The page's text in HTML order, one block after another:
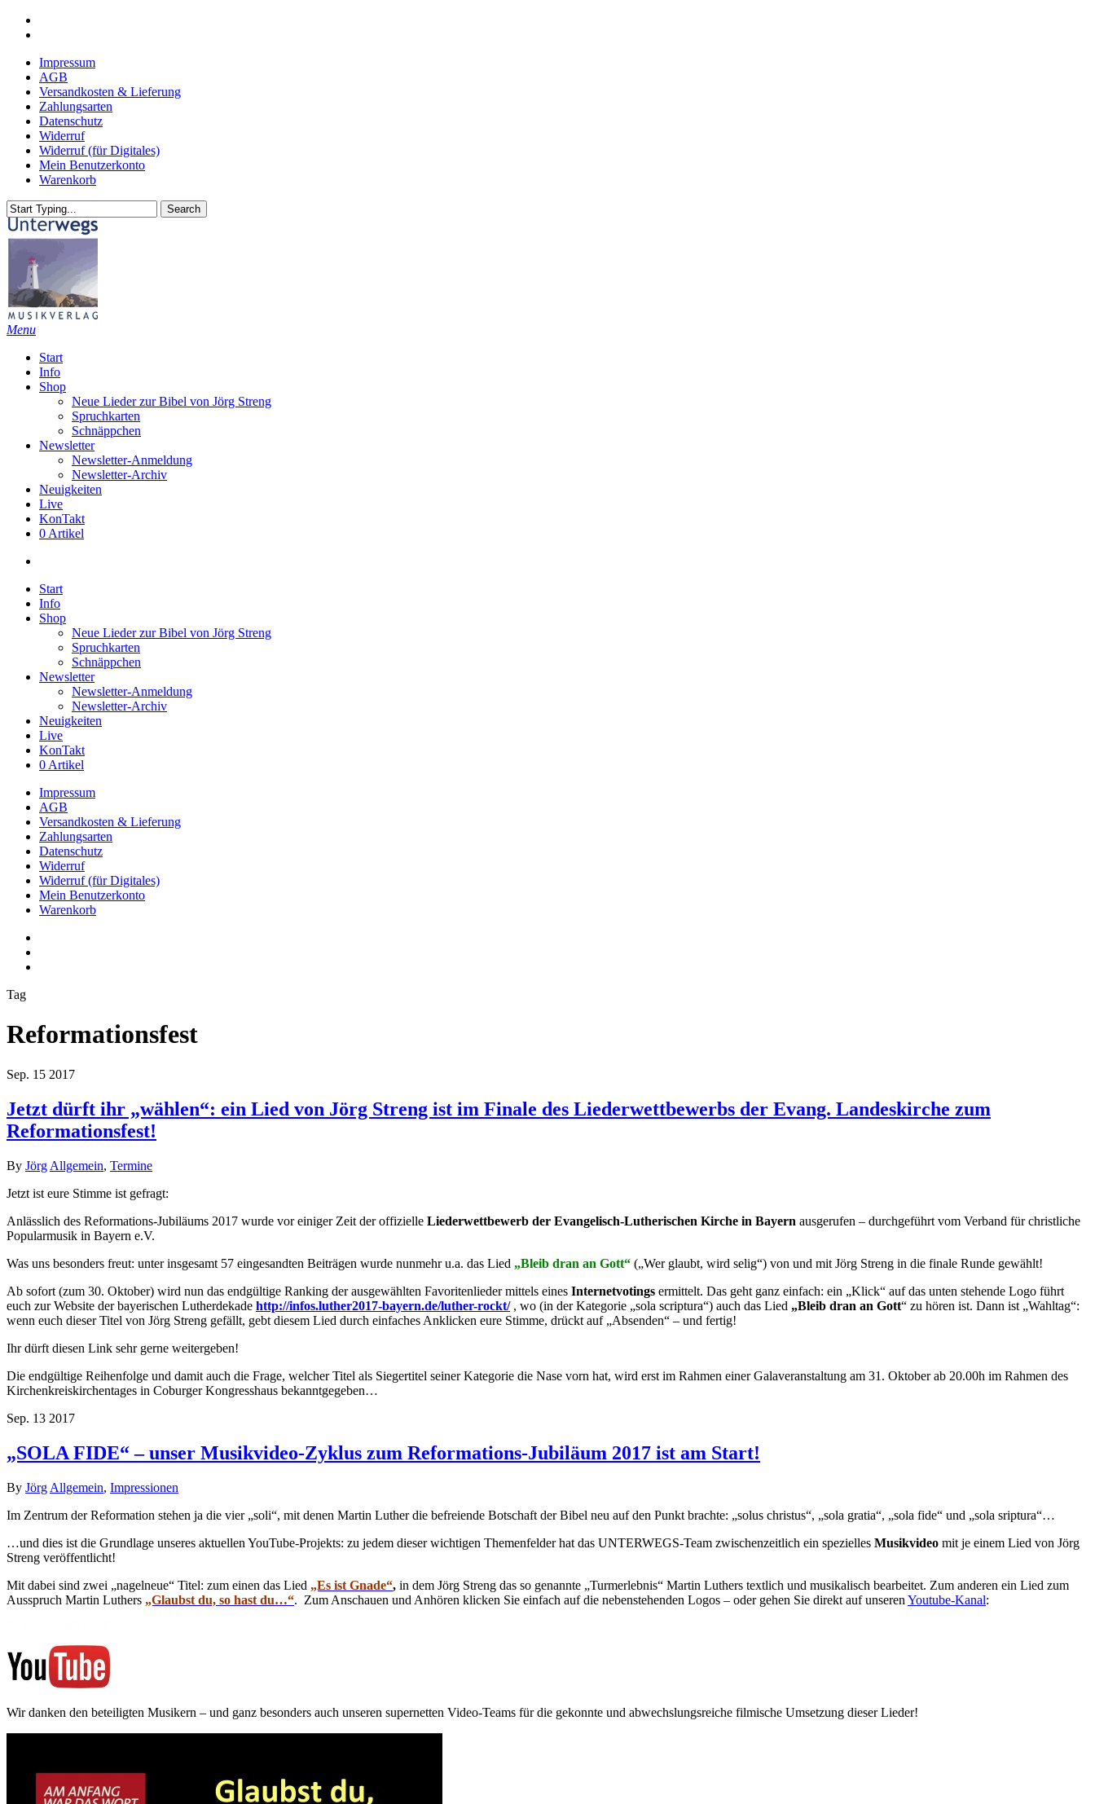
Skip
contentImpressum
AGB
Versandkosten & Lieferung
Zahlungsarten
Datenschutz
Widerruf
Widerruf (für Digitales)
Mein Benutzerkonto
Warenkorb
Search
Close
Search
search
Menu
Start
Info
Shop
Neue Lieder zur Bibel von Jörg Streng
Spruchkarten
Schnäppchen
Newsletter
Newsletter-Anmeldung
Newsletter-Archiv
Neuigkeiten
Live
KonTakt
0 Artikel
Start
Info
Shop
Neue Lieder zur Bibel von Jörg Streng
Spruchkarten
Schnäppchen
Newsletter
Newsletter-Anmeldung
Newsletter-Archiv
Neuigkeiten
Live
KonTakt
0 Artikel
Impressum
AGB
Versandkosten & Lieferung
Zahlungsarten
Datenschutz
Widerruf
Widerruf (für Digitales)
Mein Benutzerkonto
Warenkorb
Tag
Reformationsfest
Sep. 15 2017
Jetzt dürft ihr „wählen“: ein Lied von Jörg Streng ist im Finale des Liederwettbewerbs der Evang. Landeskirche zum
Reformationsfest!
By Jörg Allgemein, Termine
Jetzt ist eure Stimme ist gefragt:
Anlässlich des Reformations-Jubiläums 2017 wurde vor einiger Zeit der offizielle Liederwettbewerb der Evangelisch-Lutherischen Kirche in Bayern ausgerufen – durchgeführt vom Verband für christliche
Popularmusik in Bayern e.V.
Was uns besonders freut: unter insgesamt 57 eingesandten Beiträgen wurde nunmehr u.a. das Lied „Bleib dran an Gott“ („Wer glaubt, wird selig“) von und mit Jörg Streng in die finale Runde gewählt!
Ab sofort (zum 30. Oktober) wird nun das endgültige Ranking der ausgewählten Favoritenlieder mittels eines Internetvotings ermittelt. Das geht ganz einfach: ein „Klick“ auf das unten stehende Logo führt
euch zur Website der bayerischen Lutherdekade http://infos.luther2017-bayern.de/luther-rockt/, wo (in der Kategorie „sola scriptura“) auch das Lied „Bleib dran an Gott“ zu hören ist. Dann ist „Wahltag“:
wenn euch dieser Titel von Jörg Streng gefällt, gebt diesem Lied durch einfaches Anklicken eure Stimme, drückt auf „Absenden“ – und fertig!
Ihr dürft diesen Link sehr gerne weitergeben!
Die endgültige Reihenfolge und damit auch die Frage, welcher Titel als Siegertitel seiner Kategorie die Nase vorn hat, wird erst im Rahmen einer Galaveranstaltung am 31. Oktober ab 20.00h im Rahmen des
Kirchenkreiskirchentages in Coburger Kongresshaus bekanntgegeben…
Sep. 13 2017
„SOLA FIDE“ – unser Musikvideo-Zyklus zum Reformations-Jubiläum 2017 ist am Start!
By Jörg Allgemein, Impressionen
Im Zentrum der Reformation stehen ja die vier „soli“, mit denen Martin Luther die befreiende Botschaft der Bibel neu auf den Punkt brachte: „solus christus“, „sola gratia“, „sola fide“ und „sola sriptura“…
…und dies ist die Grundlage unseres aktuellen YouTube-Projekts: zu jedem dieser wichtigen Themenfelder hat das UNTERWEGS-Team zwischenzeitlich ein spezielles Musikvideo mit je einem Lied von Jörg
Streng veröffentlicht!
Mit dabei sind zwei „nagelneue“ Titel: zum einen das Lied „Es ist Gnade“, in dem Jörg Streng das so genannte „Turmerlebnis“ Martin Luthers textlich und musikalisch bearbeitet. Zum anderen ein Lied zum
Ausspruch Martin Luthers „Glaubst du, so hast du…“. Zum Anschauen und Anhören klicken Sie einfach auf die nebenstehenden Logos – oder gehen Sie direkt auf unseren Youtube-Kanal:
Wir danken den beteiligten Musikern – und ganz besonders auch unseren supernetten Video-Teams für die gekonnte und abwechslungsreiche filmische Umsetzung dieser Lieder!